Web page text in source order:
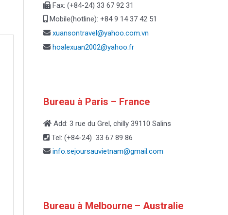
Fax: (+84-24) 33 67 92 31
Mobile(hotline): +84 9 14 37 42 51
xuansontravel@yahoo.com.vn
hoalexuan2002@yahoo.fr
Bureau à Paris – France
Add: 3 rue du Grel, chilly 39110 Salins
Tel: (+84-24) 33 67 89 86
info.sejoursauvietnam@gmail.com
Bureau à Melbourne – Australie